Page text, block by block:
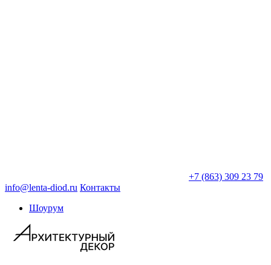
+7 (863) 309 23 79
info@lenta-diod.ru Контакты
Шоурум